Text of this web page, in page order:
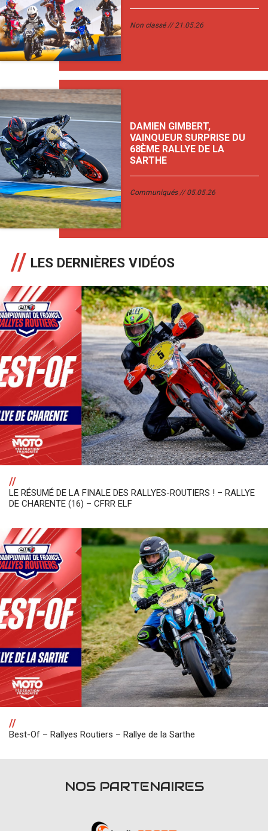
Non classé 21.05.26
DAMIEN GIMBERT,
VAINQUEUR SURPRISE DU
68ÈME RALLYE DE LA
SARTHE
Communiqués 05.05.26
LES DERNIÈRES VIDÉOS
//
LE RÉSUMÉ DE LA FINALE DES RALLYES-ROUTIERS ! – RALLYE
DE CHARENTE (16) – CFRR ELF
//
Best-Of – Rallyes Routiers – Rallye de la Sarthe
NOS PARTENAIRES